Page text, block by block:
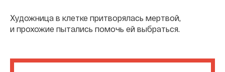
Художница в клетке притворялась мертвой,
и прохожие пытались помочь ей выбраться.